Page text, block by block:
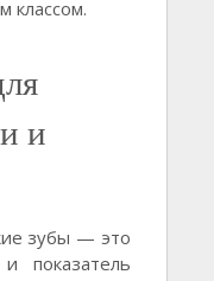
классом.
и
зубы — это
показатель